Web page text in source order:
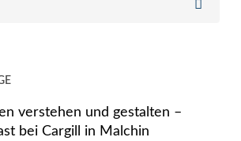
verstehen und gestalten –
bei Cargill in Malchin